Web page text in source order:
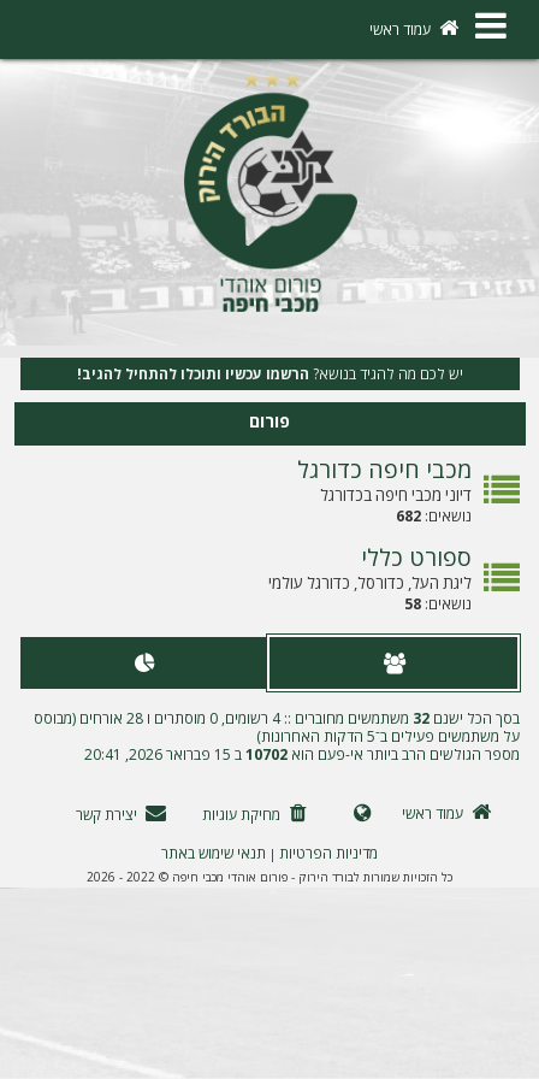
×
ו
ה
ר
ש
מ
עמוד ראשי
יש לכם מה להגיד בנושא? הרשמו עכשיו ותוכלו להתחיל להגיב!
פורום
מכבי חיפה כדורגל
דיוני מכבי חיפה בכדורגל
נושאים:682
ספורט כללי
ליגת העל, כדורסל, כדורגל עולמי
נושאים:58
בסך הכל ישנם32
משתמשים מחוברים :: 4 רשומים, 0 מוסתרים ו 28 אורחים (מבוסס
על משתמשים פעילים ב־5 הדקות האחרונות)
מספר הגולשים הרב ביותר אי-פעם הוא10702ב 15 פברואר 2026, 20:41
עמוד ראשי מחיקת עוגיות
יצירת קשר
מדיניות הפרטיות | תנאי שימוש באתר
כל הזכויות שמורות לבורד הירוק - פורום אוהדי מכבי חיפה © 2022 - 2026